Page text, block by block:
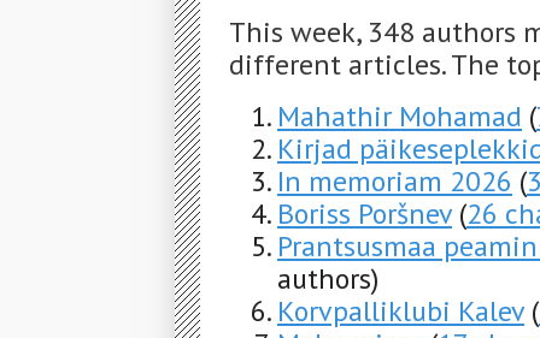
This week, 348 authors
different articles. The
Mahathir Mohamad (
Kirjad
In memoriam 2026 (
Boriss Poršnev (26
Prantsusmaa
authors)
Korvpalliklubi Kalev (